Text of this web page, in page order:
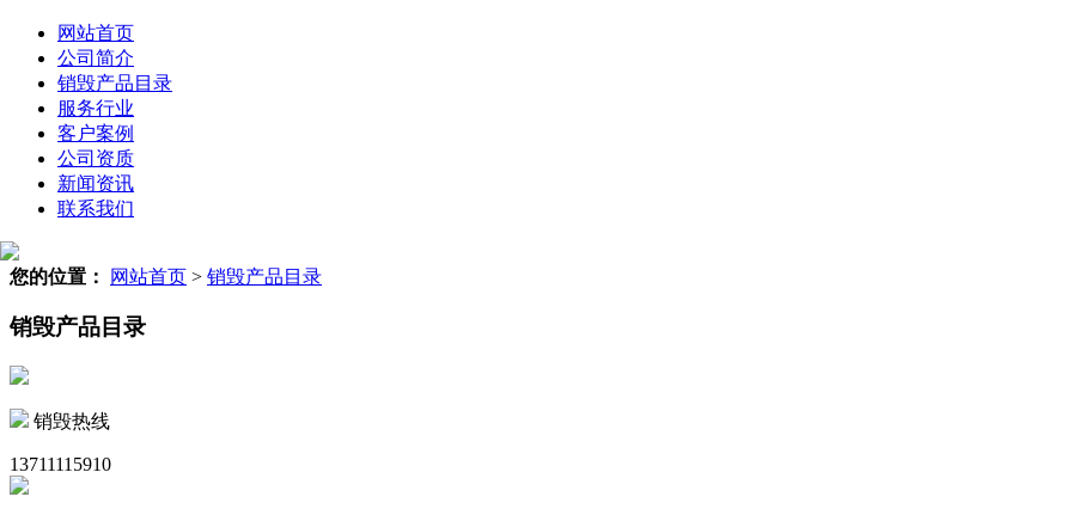
网站首页
公司简介
销毁产品目录
服务行业
客户案例
公司资质
新闻资讯
联系我们
您的位置： 网站首页 > 销毁产品目录
销毁产品目录
销毁热线
13711115910